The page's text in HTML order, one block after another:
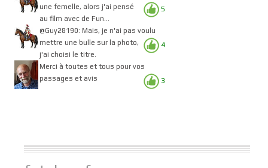
5
une femelle, alors j'ai pensé
au film avec de Fun...
4
@Guy28190: Mais, je n'ai pas voulu
mettre une bulle sur la photo,
j'ai choisi le titre.
3
Merci à toutes et tous pour vos
passages et avis